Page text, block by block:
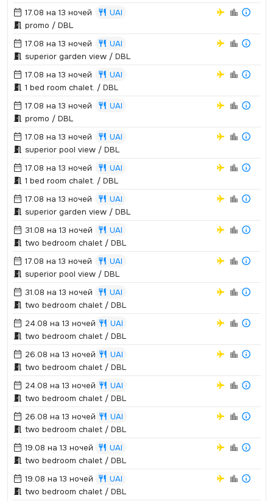
17.08 на 13 ночей
UAI
promo / DBL
17.08 на 13 ночей
UAI
superior garden view / DBL
17.08 на 13 ночей
UAI
1 bed room chalet.­ / DBL
17.08 на 13 ночей
UAI
promo / DBL
17.08 на 13 ночей
UAI
superior pool view / DBL
17.08 на 13 ночей
UAI
1 bed room chalet.­ / DBL
17.08 на 13 ночей
UAI
superior garden view / DBL
31.08 на 13 ночей
UAI
two bedroom chalet / DBL
17.08 на 13 ночей
UAI
superior pool view / DBL
31.08 на 13 ночей
UAI
two bedroom chalet / DBL
24.08 на 13 ночей
UAI
two bedroom chalet / DBL
26.08 на 13 ночей
UAI
two bedroom chalet / DBL
24.08 на 13 ночей
UAI
two bedroom chalet / DBL
26.08 на 13 ночей
UAI
two bedroom chalet / DBL
19.08 на 13 ночей
UAI
two bedroom chalet / DBL
19.08 на 13 ночей
UAI
two bedroom chalet / DBL